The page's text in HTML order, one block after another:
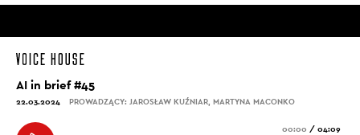
AI in brief #45
22.03.2024 PROWADZĄCY: JAROSŁAW KUŹNIAR, MARTYNA MACONKO
00:00 / 04:09